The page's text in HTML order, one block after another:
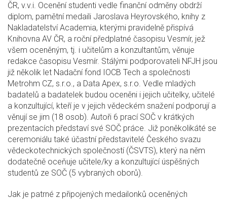
ČR, v.v.i. Ocenění studenti vedle finanční odměny obdrží
diplom, pamětní medaili Jaroslava Heyrovského, knihy z
Nakladatelství Academia, kterými pravidelně přispívá
Knihovna AV ČR, a roční předplatné časopisu Vesmír, jež
všem oceněným, tj. i učitelům a konzultantům, věnuje
redakce časopisu Vesmír. Stálými podporovateli NFJH jsou
již několik let Nadační fond IOCB Tech a společnosti
Metrohm CZ, s.r.o., a Data Apex, s.r.o. Vedle mladých
badatelů a badatelek budou oceněni i jejich učitelky, učitelé
a konzultující, kteří je v jejich vědeckém snažení podporují a
věnují se jim (18 osob). Autoři 6 prací SOČ v krátkých
prezentacích představí své SOČ práce. Již poněkolikáté se
ceremoniálu také účastní představitelé Českého svazu
vědeckotechnických společností (ČSVTS), který na něm
dodatečně oceňuje učitele/ky a konzultující úspěšných
studentů ze SOČ (5 vybraných oborů).
Jak je patrné z připojených medailonků oceněných